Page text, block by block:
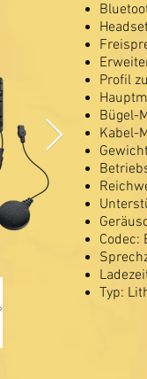
Profil
Bügel-
Kabel-
Codec:
Typ: